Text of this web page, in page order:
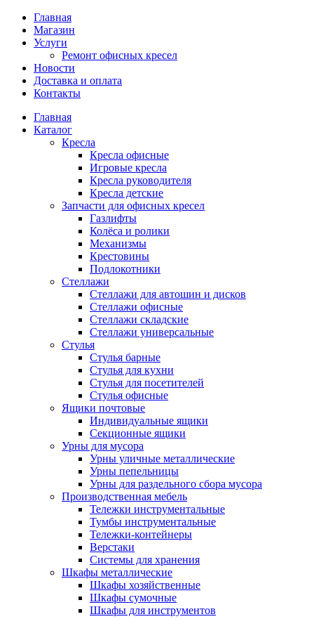
Главная
Магазин
Услуги
Ремонт офисных кресел
Новости
Доставка и оплата
Контакты
Главная
Каталог
Кресла
Кресла офисные
Игровые кресла
Кресла руководителя
Кресла детские
Запчасти для офисных кресел
Газлифты
Колёса и ролики
Механизмы
Крестовины
Подлокотники
Стеллажи
Стеллажи для автошин и дисков
Стеллажи офисные
Стеллажи складские
Стеллажи универсальные
Стулья
Стулья барные
Стулья для кухни
Стулья для посетителей
Стулья офисные
Ящики почтовые
Индивидуальные ящики
Секционные ящики
Урны для мусора
Урны уличные металлические
Урны пепельницы
Урны для раздельного сбора мусора
Производственная мебель
Тележки инструментальные
Тумбы инструментальные
Тележки-контейнеры
Верстаки
Системы для хранения
Шкафы металлические
Шкафы хозяйственные
Шкафы сумочные
Шкафы для инструментов